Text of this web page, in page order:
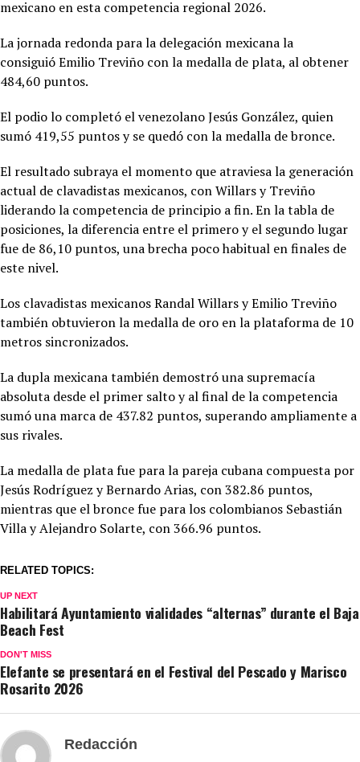
mexicano en esta competencia regional 2026.
La jornada redonda para la delegación mexicana la
consiguióEmilio Treviño con la medalla de plata, al obtener
484,60 puntos.
El podio lo completó el venezolano Jesús González, quien
sumó 419,55 puntos y se quedó con la medalla de bronce.
El resultado subraya el momento que atraviesa la generación
actual de clavadistas mexicanos, con Willars y Treviño
liderando la competencia de principio a fin. En la tabla de
posiciones, la diferencia entre el primero y el segundo lugar
fue de 86,10 puntos, una brecha poco habitual en finales de
este nivel.
Los clavadistas mexicanos Randal Willars y Emilio Treviño
también obtuvieron la medalla de oro en la plataforma de 10
metros sincronizados.
La dupla mexicana también demostró una supremacía
absoluta desde el primer salto y al final de la competencia
sumó una marca de 437.82 puntos, superando ampliamente a
sus rivales.
La medalla de plata fue para la pareja cubana compuesta por
Jesús Rodríguez y Bernardo Arias, con 382.86 puntos,
mientras que el bronce fue para los colombianos Sebastián
Villa y Alejandro Solarte, con 366.96 puntos.
RELATED TOPICS:
UP NEXT
Habilitará Ayuntamiento vialidades “alternas” durante el Baja
Beach Fest
DON'T MISS
Elefante se presentará en el Festival del Pescado y Marisco
Rosarito 2026
Redacción